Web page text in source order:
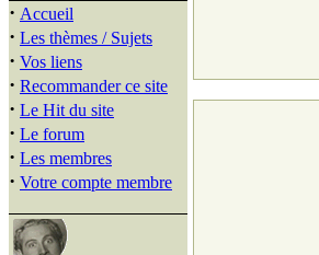
· Accueil
· Les thèmes / Sujets
· Vos liens
· Recommander ce site
· Le Hit du site
· Le forum
· Les membres
· Votre compte membre